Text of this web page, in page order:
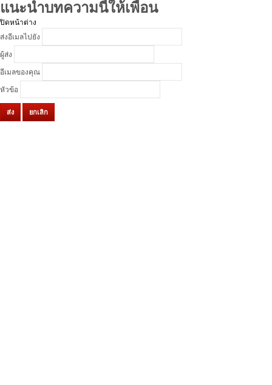
แนะนำบทความนี้ให้เพื่อน
ปิดหน้าต่าง
ส่งอีเมลไปยัง
ผู้ส่ง
อีเมลของคุณ
หัวข้อ
ส่ง ยกเลิก